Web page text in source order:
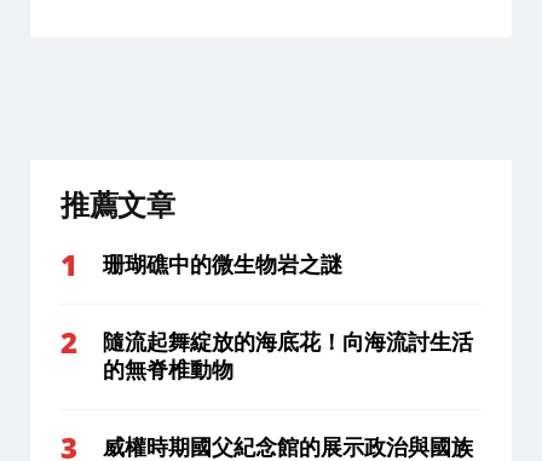
推薦文章
珊瑚礁中的微生物岩之謎
隨流起舞綻放的海底花！向海流討生活
的無脊椎動物
威權時期國父紀念館的展示政治與國族